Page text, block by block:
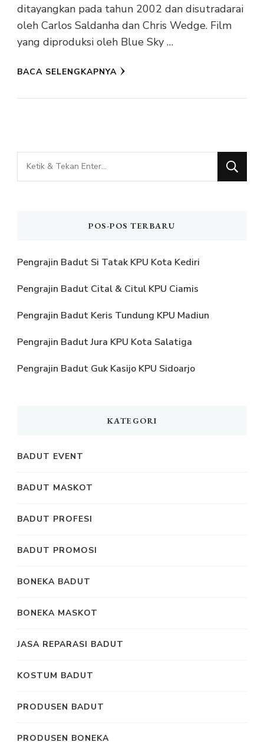
ditayangkan pada tahun 2002 dan disutradarai
oleh Carlos Saldanha dan Chris Wedge. Film
yang diproduksi oleh Blue Sky …
BACA SELENGKAPNYA
Mencari
Sesuatu?
POS-POS TERBARU
Pengrajin Badut Si Tatak KPU Kota Kediri
Pengrajin Badut Cital & Citul KPU Ciamis
Pengrajin Badut Keris Tundung KPU Madiun
Pengrajin Badut Jura KPU Kota Salatiga
Pengrajin Badut Guk Kasijo KPU Sidoarjo
KATEGORI
BADUT EVENT
BADUT MASKOT
BADUT PROFESI
BADUT PROMOSI
BONEKA BADUT
BONEKA MASKOT
JASA REPARASI BADUT
KOSTUM BADUT
PRODUSEN BADUT
PRODUSEN BONEKA